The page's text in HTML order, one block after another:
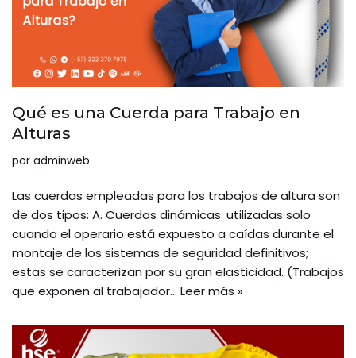
Qué es una Cuerda para Trabajo en
Alturas
por adminweb
Las cuerdas empleadas para los trabajos de altura son
de dos tipos: A. Cuerdas dinámicas: utilizadas solo
cuando el operario está expuesto a caídas durante el
montaje de los sistemas de seguridad definitivos;
estas se caracterizan por su gran elasticidad. (Trabajos
que exponen al trabajador… Leer más »